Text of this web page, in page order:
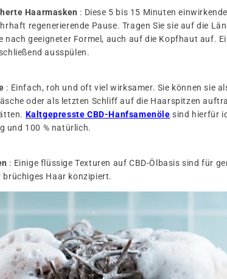
Haarmasken : Diese 5 bis 15 Minuten
regenerierende Pause. Tragen Sie sie auf die
nach geeigneter Formel, auch auf die Kopfhaut auf.
ausspülen.
: Einfach, roh und oft viel wirksamer. Sie können sie
oder als letzten Schliff auf die Haarspitzen
Kaltgepresste CBD-Hanfsamenöle sind hierfür
und 100 % natürlich.
: Einige flüssige Texturen auf CBD-Ölbasis sind für
brüchiges Haar konzipiert.